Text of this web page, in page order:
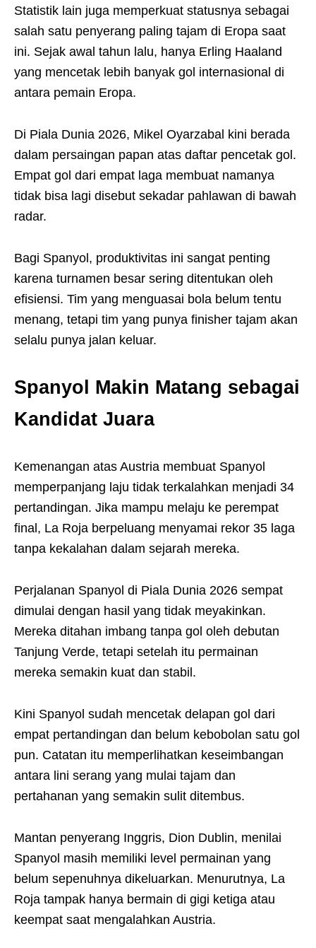
Statistik lain juga memperkuat statusnya sebagai
salah satu penyerang paling tajam di Eropa saat
ini. Sejak awal tahun lalu, hanya Erling Haaland
yang mencetak lebih banyak gol internasional di
antara pemain Eropa.
Di Piala Dunia 2026, Mikel Oyarzabal kini berada
dalam persaingan papan atas daftar pencetak gol.
Empat gol dari empat laga membuat namanya
tidak bisa lagi disebut sekadar pahlawan di bawah
radar.
Bagi Spanyol, produktivitas ini sangat penting
karena turnamen besar sering ditentukan oleh
efisiensi. Tim yang menguasai bola belum tentu
menang, tetapi tim yang punya finisher tajam akan
selalu punya jalan keluar.
Spanyol Makin Matang sebagai
Kandidat Juara
Kemenangan atas Austria membuat Spanyol
memperpanjang laju tidak terkalahkan menjadi 34
pertandingan. Jika mampu melaju ke perempat
final, La Roja berpeluang menyamai rekor 35 laga
tanpa kekalahan dalam sejarah mereka.
Perjalanan Spanyol di Piala Dunia 2026 sempat
dimulai dengan hasil yang tidak meyakinkan.
Mereka ditahan imbang tanpa gol oleh debutan
Tanjung Verde, tetapi setelah itu permainan
mereka semakin kuat dan stabil.
Kini Spanyol sudah mencetak delapan gol dari
empat pertandingan dan belum kebobolan satu gol
pun. Catatan itu memperlihatkan keseimbangan
antara lini serang yang mulai tajam dan
pertahanan yang semakin sulit ditembus.
Mantan penyerang Inggris, Dion Dublin, menilai
Spanyol masih memiliki level permainan yang
belum sepenuhnya dikeluarkan. Menurutnya, La
Roja tampak hanya bermain di gigi ketiga atau
keempat saat mengalahkan Austria.